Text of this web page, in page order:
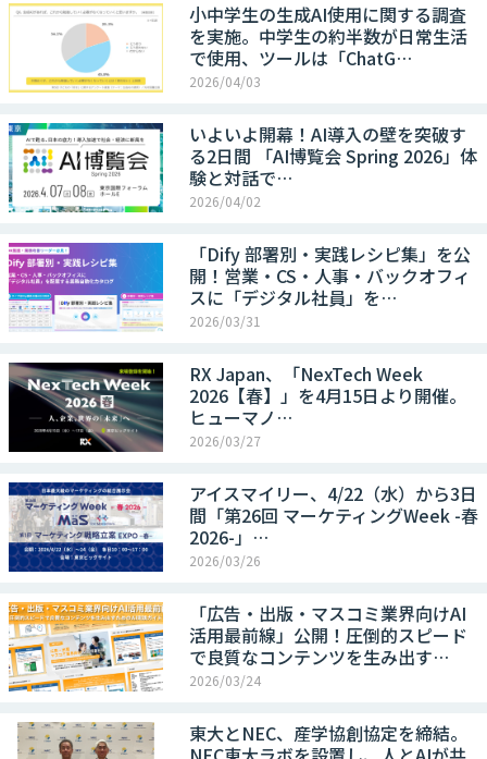
小中学生の生成AI使用に関する調査
を実施。中学生の約半数が日常生活
で使用、ツールは「ChatG…
2026/04/03
いよいよ開幕！AI導入の壁を突破す
る2日間 「AI博覧会 Spring 2026」体
験と対話で…
2026/04/02
「Dify 部署別・実践レシピ集」を公
開！営業・CS・人事・バックオフィ
スに「デジタル社員」を…
2026/03/31
RX Japan、「NexTech Week
2026【春】」を4月15日より開催。
ヒューマノ…
2026/03/27
アイスマイリー、4/22（水）から3日
間「第26回 マーケティングWeek -春
2026-」…
2026/03/26
「広告・出版・マスコミ業界向けAI
活用最前線」公開！圧倒的スピード
で良質なコンテンツを生み出す…
2026/03/24
東大とNEC、産学協創協定を締結。